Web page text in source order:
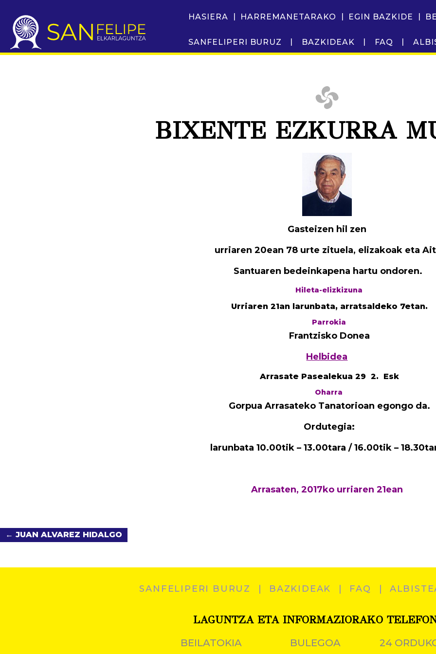
HASIERA HARREMANETARAKO EGIN BAZKIDE
SANFELIPERI BURUZ BAZKIDEAK FAQ
BIXENTE EZKURRA
Gasteizen hil zen
urriaren 20ean 78 urte zituela, elizakoak eta
Santuaren bedeinkapena hartu ondoren.
Hileta-elizkizuna
Urriaren 21an larunbata, arratsaldeko 7etan.
Parrokia
Frantzisko Donea
Helbidea
Arrasate Pasealekua 29 2. Esk
Oharra
Gorpua Arrasateko Tanatorioan egongo da.
Ordutegia:
larunbata 10.00tik – 13.00tara / 16.00tik –
Arrasaten, 2017ko urriaren 21ean
← JUAN ALVAREZ HIDALGO
SANFELIPERI BURUZ BAZKIDEAK FAQ
LAGUNTZA ETA INFORMAZIORAKO
BEILATOKIA BULEGOA 24